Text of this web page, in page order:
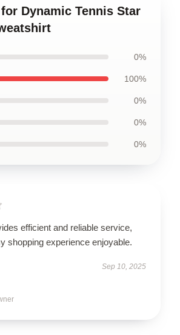
Dynamic Tennis Star
0%
100%
0%
0%
0%
efficient and reliable service,
shopping experience enjoyable.
Sep 10, 2025